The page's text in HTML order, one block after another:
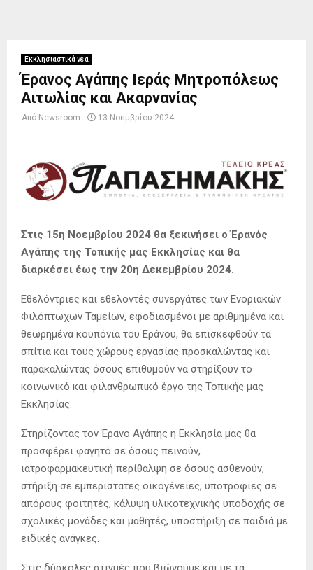
Εκκλησιαστικά νέα
Έρανος Αγάπης Ιεράς Μητροπόλεως
Αιτωλίας και Ακαρνανίας
Από Newsroom 13 Νοεμβρίου 2024
Στις 15η Νοεμβρίου 2024 θα ξεκινήσει ο Έρανός
Αγάπης της Τοπικής μας Εκκλησίας και θα
διαρκέσει έως την 20η Δεκεμβρίου 2024.
Εθελόντριες και εθελοντές συνεργάτες των Ενοριακών
Φιλόπτωχων Ταμείων, εφοδιασμένοι με αριθμημένα και
θεωρημένα κουπόνια του Εράνου, θα επισκεφθούν τα
σπίτια και τους χώρους εργασίας προσκαλώντας και
παρακαλώντας όσους επιθυμούν να στηρίξουν το
κοινωνικό και φιλανθρωπικό έργο της Τοπικής μας
Εκκλησίας.
Στηρίζοντας τον Έρανο Αγάπης η Εκκλησία μας θα
προσφέρει φαγητό σε όσους πεινούν,
ιατροφαρμακευτική περίθαλψη σε όσους ασθενούν,
στήριξη σε εμπερίστατες οικογένειες, υποτροφίες σε
απόρους φοιτητές, κάλυψη υλικοτεχνικής υποδοχής σε
σχολικές μονάδες και μαθητές, υποστήριξη σε παιδιά με
ειδικές ανάγκες.